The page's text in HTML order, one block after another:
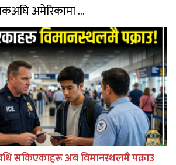
अमेरिकामा ...
सकिएकाहरू अब विमानस्थलमै पक्राउ